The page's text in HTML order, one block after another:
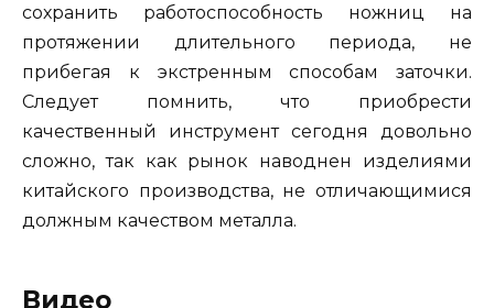
сохранить работоспособность ножниц на
протяжении длительного периода, не
прибегая к экстренным способам заточки.
Следует помнить, что приобрести
качественный инструмент сегодня довольно
сложно, так как рынок наводнен изделиями
китайского производства, не отличающимися
должным качеством металла.
Видео